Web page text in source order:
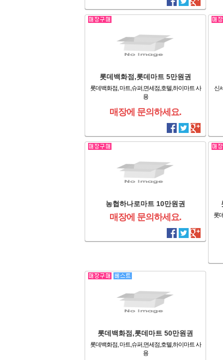
롯데백화점,롯데마트 5만원권
롯데백화점, 마트,슈퍼,면세점,호텔,하이마트 사
용
매장에 문의하세요.
신
농협하나로마트 10만원권
매장에 문의하세요. 롯
롯데백화점,롯데마트 50만원권
롯데백화점, 마트,슈퍼,면세점,호텔,하이마트 사
용